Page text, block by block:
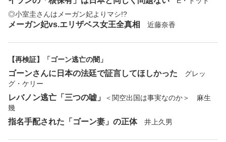
◎小室圭さんはメーガン妃よりマシ!?
メーガン妃vs.エリザベス女王全真相 近藤奈香
【再検証】「ゴーン逃亡の闇」
ゴーンさんに日本の法廷で証言してほしかった グレッ
グ・ケリー
レバノン逃亡「三つの嘘」
＜関空出国は事実なのか＞ 麻生
幾
指名手配された「ゴーン妻」の正体井上久男